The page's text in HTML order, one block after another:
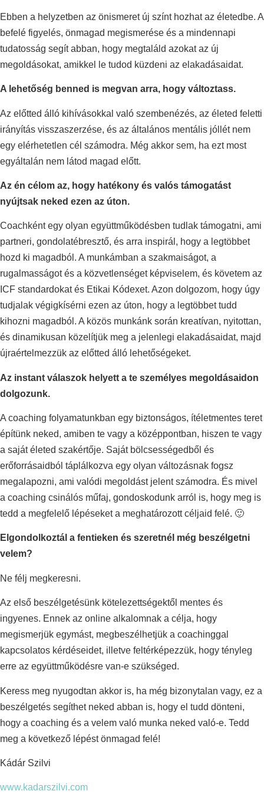
Ebben a helyzetben az önismeret új színt hozhat az életedbe. A
befelé figyelés, önmagad megismerése és a mindennapi
tudatosság segít abban, hogy megtaláld azokat az új
megoldásokat, amikkel le tudod küzdeni az elakadásaidat.
A lehetőség benned is megvan arra, hogy változtass.
Az előtted álló kihívásokkal való szembenézés, az életed feletti
irányítás visszaszerzése, és az általános mentális jóllét nem
egy elérhetetlen cél számodra. Még akkor sem, ha ezt most
egyáltalán nem látod magad előtt.
Az én célom az, hogy hatékony és valós támogatást
nyújtsak neked ezen az úton.
Coachként egy olyan együttműködésben tudlak támogatni, ami
partneri, gondolatébresztő, és arra inspirál, hogy a legtöbbet
hozd ki magadból. A munkámban a szakmaiságot, a
rugalmasságot és a közvetlenséget képviselem, és követem az
ICF standardokat és Etikai Kódexet. Azon dolgozom, hogy úgy
tudjalak végigkísérni ezen az úton, hogy a legtöbbet tudd
kihozni magadból. A közös munkánk során kreatívan, nyitottan,
és dinamikusan közelítjük meg a jelenlegi elakadásaidat, majd
újraértelmezzük az előtted álló lehetőségeket.
Az instant válaszok helyett a te személyes megoldásaidon
dolgozunk.
A coaching folyamatunkban egy biztonságos, ítéletmentes teret
építünk neked, amiben te vagy a középpontban, hiszen te vagy
a saját életed szakértője. Saját bölcsességedből és
erőforrásaidból táplálkozva egy olyan változásnak fogsz
megalapozni, ami valódi megoldást jelent számodra. És mivel
a coaching csinálós műfaj, gondoskodunk arról is, hogy meg is
tedd a megfelelő lépéseket a meghatározott céljaid felé. 🙂
Elgondolkoztál a fentieken és szeretnél még beszélgetni
velem?
Ne félj megkeresni.
Az első beszélgetésünk kötelezettségektől mentes és
ingyenes. Ennek az online alkalomnak a célja, hogy
megismerjük egymást, megbeszélhetjük a coachinggal
kapcsolatos kérdéseidet, illetve feltérképezzük, hogy tényleg
erre az együttműködésre van-e szükséged.
Keress meg nyugodtan akkor is, ha még bizonytalan vagy, ez a
beszélgetés segíthet neked abban is, hogy el tudd dönteni,
hogy a coaching és a velem való munka neked való-e. Tedd
meg a következő lépést önmagad felé!
Kádár Szilvi
www.kadarszilvi.com